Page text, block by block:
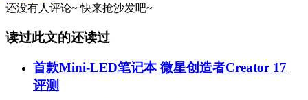
还没有人评论~ 快来抢沙发吧~
读过此文的还读过
首款Mini-LED笔记本 微星创造者Creator 17
评测